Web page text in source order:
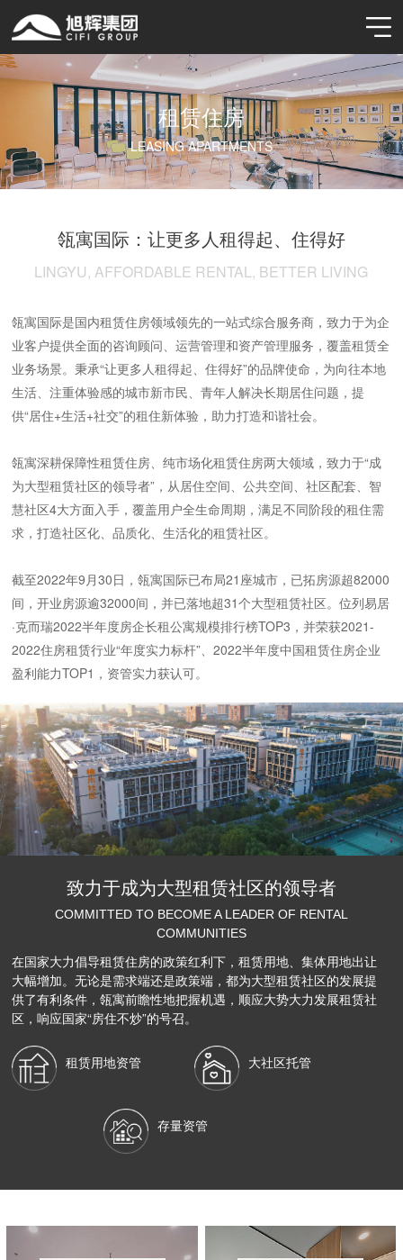
租赁住房
LEASING APARTMENTS
瓴寓国际：让更多人租得起、住得好
LINGYU, AFFORDABLE RENTAL, BETTER LIVING
瓴寓国际是国内租赁住房领域领先的一站式综合服务商，致力于为企
业客户提供全面的咨询顾问、运营管理和资产管理服务，覆盖租赁全
业务场景。秉承“让更多人租得起、住得好”的品牌使命，为向往本地
生活、注重体验感的城市新市民、青年人解决长期居住问题，提
供“居住+生活+社交”的租住新体验，助力打造和谐社会。
瓴寓深耕保障性租赁住房、纯市场化租赁住房两大领域，致力于“成
为大型租赁社区的领导者”，从居住空间、公共空间、社区配套、智
慧社区4大方面入手，覆盖用户全生命周期，满足不同阶段的租住需
求，打造社区化、品质化、生活化的租赁社区。
截至2022年9月30日，瓴寓国际已布局21座城市，已拓房源超82000
间，开业房源逾32000间，并已落地超31个大型租赁社区。位列易居
·克而瑞2022半年度房企长租公寓规模排行榜TOP3，并荣获2021-
2022住房租赁行业“年度实力标杆”、2022半年度中国租赁住房企业
盈利能力TOP1，资管实力获认可。
致力于成为大型租赁社区的领导者
COMMITTED TO BECOME A LEADER OF RENTAL
COMMUNITIES
在国家大力倡导租赁住房的政策红利下，租赁用地、集体用地出让
大幅增加。无论是需求端还是政策端，都为大型租赁社区的发展提
供了有利条件，瓴寓前瞻性地把握机遇，顺应大势大力发展租赁社
区，响应国家“房住不炒”的号召。
租赁用地资管 大社区托管
存量资管